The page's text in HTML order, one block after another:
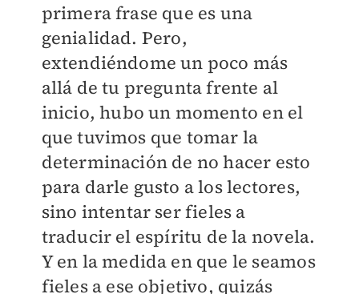
primera frase que es una
genialidad. Pero,
extendiéndome un poco más
allá de tu pregunta frente al
inicio, hubo un momento en el
que tuvimos que tomar la
determinación de no hacer esto
para darle gusto a los lectores,
sino intentar ser fieles a
traducir el espíritu de la novela.
Y en la medida en que le seamos
fieles a ese objetivo, quizás